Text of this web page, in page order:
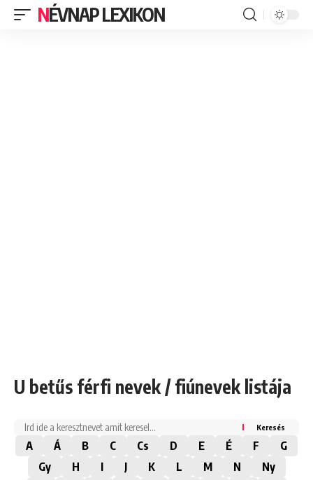
NÉVNAP LEXIKON
U betűs férfi nevek / fiúnevek listája
Keresés
A Á B C Cs D E É F
G
Gy
H I J K L M N
Ny